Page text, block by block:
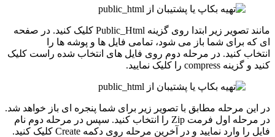
مانند تصویر زیر ابتدا روی گزینه Public_Html کلیک کنید. در صفحه
ای که برای شما باز می شود، تمامی فایل ها و پوشه ها را
انتخاب کنید. در مرحله دوم روی فایل های انتخاب شده راست کلیک
کنید و گزینه compress را کلیک نمایید.
در این مرحله مطابق با تصویر زیر برای شما پنجره ای باز خواهد شد.
در مرحله اول فرمت Zip را انتخاب کنید. سپس در مرحله دوم نام
فایل را وارد نمایید و در آخرین مرحله روی دکمه Create کلیک کنید.